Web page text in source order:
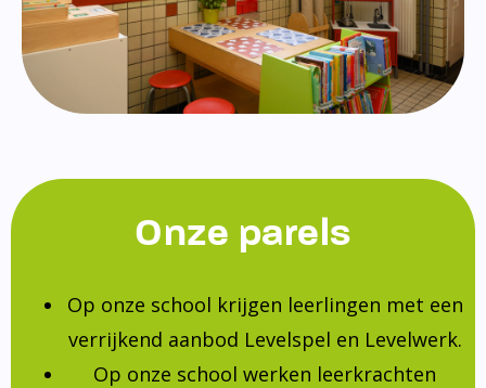
Onze parels
Op onze school krijgen leerlingen met een
verrijkend aanbod Levelspel en Levelwerk.
Op onze school werken leerkrachten